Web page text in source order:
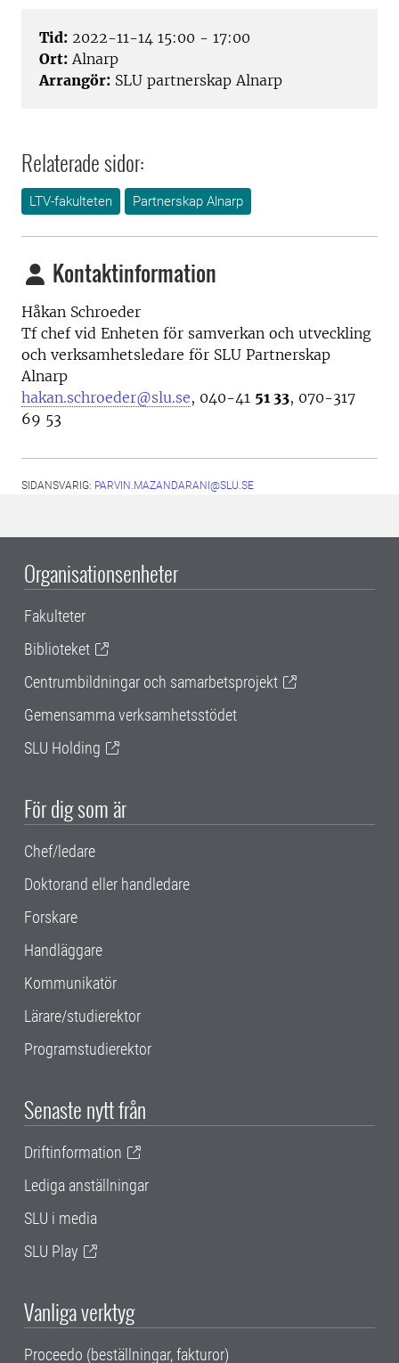
Tid: 2022-11-14 15:00 - 17:00
Ort: Alnarp
Arrangör: SLU partnerskap Alnarp
Relaterade sidor:
LTV-fakulteten Partnerskap Alnarp
Kontaktinformation
Håkan Schroeder
Tf chef vid Enheten för samverkan och utveckling
och verksamhetsledare för SLU Partnerskap
Alnarp
hakan.schroeder@slu.se, 040-41 51 33, 070-317
69 53
SIDANSVARIG: PARVIN.MAZANDARANI@SLU.SE
Organisationsenheter
Fakulteter
Biblioteket
Centrumbildningar och samarbetsprojekt
Gemensamma verksamhetsstödet
SLU Holding
För dig som är
Chef/ledare
Doktorand eller handledare
Forskare
Handläggare
Kommunikatör
Lärare/studierektor
Programstudierektor
Senaste nytt från
Driftinformation
Lediga anställningar
SLU i media
SLU Play
Vanliga verktyg
Proceedo (beställningar, fakturor)